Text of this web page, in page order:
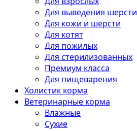
Для выведения шерсти
Для кожи и шерсти
Для котят
Для пожилых
Для стерилизованных
Премиум класса
Для пищеварения
Холистик корма
Ветеринарные корма
Влажные
Сухие